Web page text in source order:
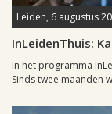
Leiden, 6 augustus
InLeidenThuis:
In het programma
Sinds twee maanden